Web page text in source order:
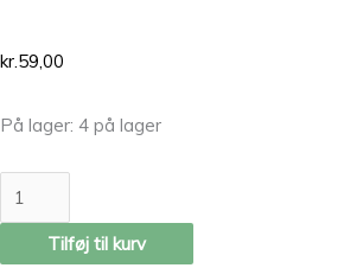
kr.59,00
På lager: 4 på lager
Tilføj til kurv